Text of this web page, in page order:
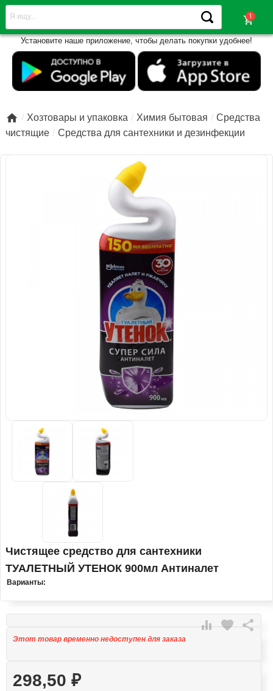
shopping_cart
Установите наше приложение, чтобы делать покупки удобнее!
 Хозтовары и упаковка Химия бытовая
Средства
чистящие
Средства для сантехники и дезинфекции
Чистящее средство для сантехники
ТУАЛЕТНЫЙ УТЕНОК 900мл Антиналет
Варианты:
 favorite 
Этот товар временно недоступен для заказа
298,50 ₽